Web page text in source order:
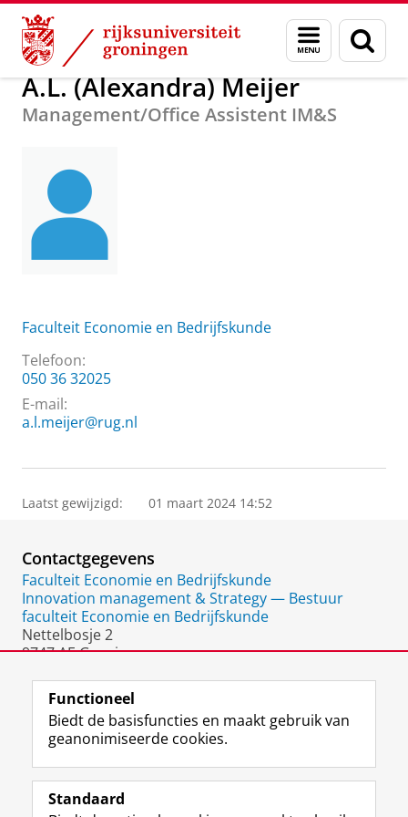
Skip
Content
Skip
Navigation
Menu
en
zoeken
Over ons A.L. (Alexandra) Meijer
A.L. (Alexandra) Meijer
Management/Office Assistent IM&S
Faculteit Economie en Bedrijfskunde
Telefoon:
050 36 32025
E-mail:
a.l.meijer@rug.nl
Laatst gewijzigd: 01 maart 2024 14:52
Contactgegevens
Faculteit Economie en Bedrijfskunde
Innovation management & Strategy — Bestuur
faculteit Economie en Bedrijfskunde
Nettelbosje 2
9747 AE Groningen
Volg de RUG
F
a
L
i
R
S
I
n
Y
o
Functioneel
Biedt de basisfuncties en maakt gebruik van
geanonimiseerde cookies.
Standaard